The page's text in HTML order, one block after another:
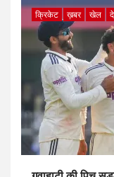
क्रिकेट ख़बर खेल